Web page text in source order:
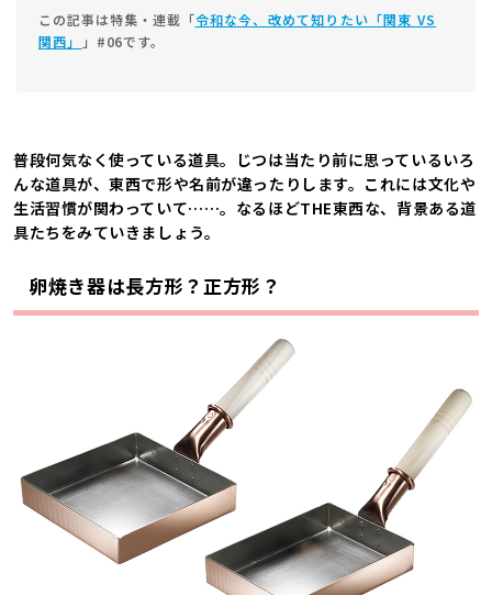
この記事は特集・連載「令和な今、改めて知りたい「関東 VS
関西」
」#06です。
普段何気なく使っている道具。じつは当たり前に思っているいろ
んな道具が、東西で形や名前が違ったりします。これには文化や
生活習慣が関わっていて……。なるほどTHE東西な、背景ある道
具たちをみていきましょう。
卵焼き器は長方形？正方形？